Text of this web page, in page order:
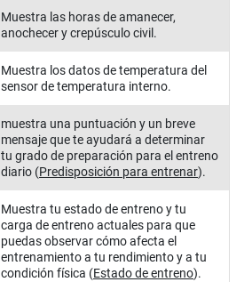
Muestra las horas de amanecer,
anochecer y crepúsculo civil.
Muestra los datos de temperatura del
sensor de temperatura interno.
muestra una puntuación y un breve
mensaje que te ayudará a determinar
tu grado de preparación para el entreno
diario (Predisposición para entrenar).
Muestra tu estado de entreno y tu
carga de entreno actuales para que
puedas observar cómo afecta el
entrenamiento a tu rendimiento y a tu
condición física (Estado de entreno).